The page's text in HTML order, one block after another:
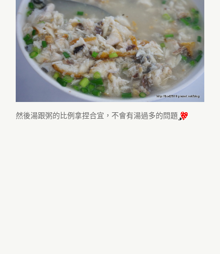
然後湯跟粥的比例拿捏合宜，不會有湯過多的問題